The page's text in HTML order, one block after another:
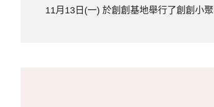
11月13日(一) 於創創基地舉行了創創小